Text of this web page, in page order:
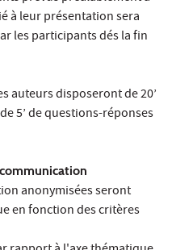
à leur présentation sera
les participants dés la fin
auteurs disposeront de 20’
5’ de questions-réponses
anonymisées seront
en fonction des critères